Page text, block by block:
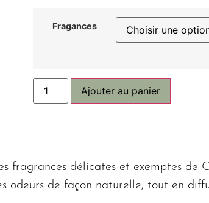
Fragances
Ajouter au panier
fragrances délicates et exemptes de
odeurs de façon naturelle, tout en